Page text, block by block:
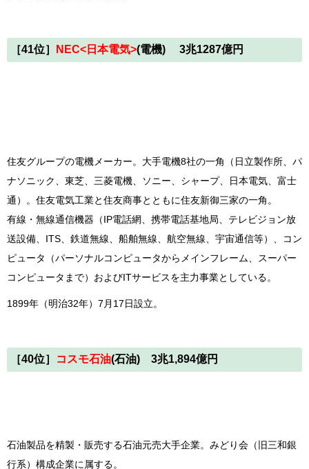
［41位］ NEC<日本電気>(電機) 3兆1287億円
住友グループの電機メーカー。大手電機8社の一角（日立製作所、パ
ナソニック、東芝、三菱電機、ソニー、シャープ、日本電気、富士
通）。住友電気工業と住友商事とともに住友新御三家の一角。
有線・無線通信機器（IP電話網、携帯電話基地局、テレビジョン放
送設備、ITS、鉄道無線、船舶無線、航空無線、宇宙通信等）、コン
ピュータ（パーソナルコンピュータからメインフレーム、スーパー
コンピュータまで）およびITサービスを主力事業としている。
1899年（明治32年）7月17日設立。
［40位］ コスモ石油(石油) 3兆1,894億円
石油製品を精製・販売する石油元売大手企業。みどり会（旧三和銀
行系）構成企業に属する。